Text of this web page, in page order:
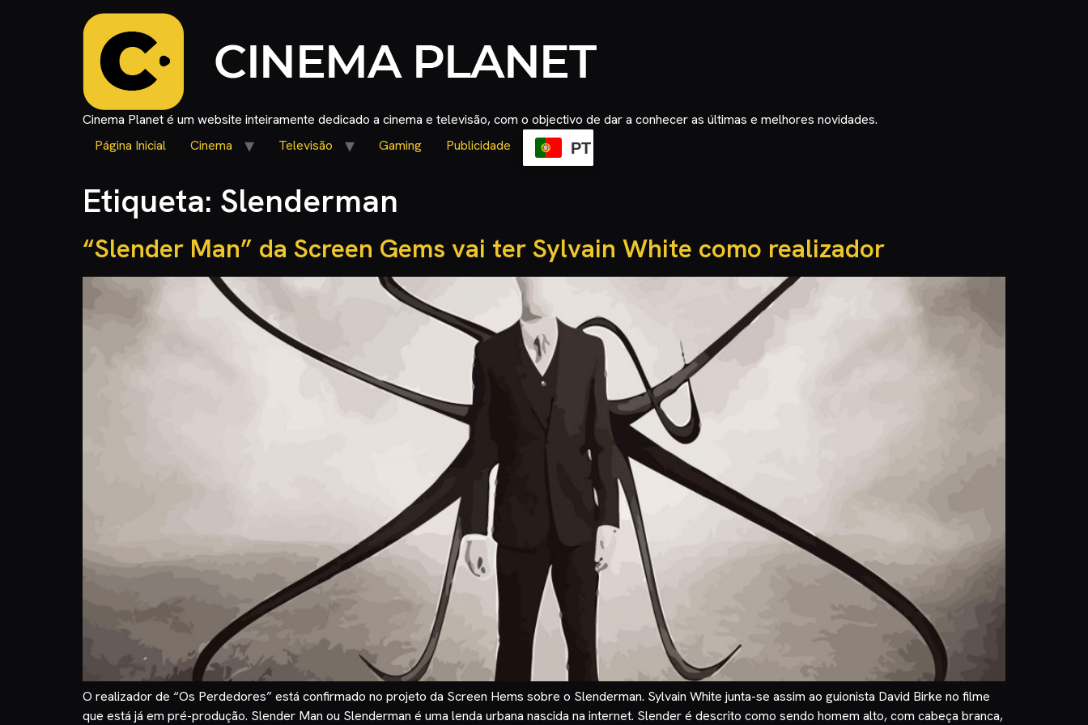
Cinema Planet é um website inteiramente dedicado a cinema e televisão, com o objectivo de dar a conhecer as últimas e melhores novidades.
Página Inicial
Cinema Televisão Gaming Publicidade PT
Etiqueta: Slenderman
“Slender Man” da Screen Gems vai ter Sylvain White como realizador
O realizador de “Os Perdedores” está confirmado no projeto da Screen Hems sobre o Slenderman. Sylvain White junta-se assim ao guionista David Birke no filme
que está já em pré-produção. Slender Man ou Slenderman é uma lenda urbana nascida na internet. Slender é descrito como sendo homem alto, com cabeça branca,